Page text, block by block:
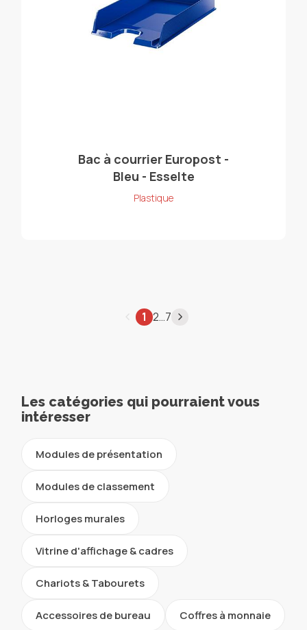
Bac à courrier Europost -
Bleu - Esselte
Plastique
1 2…7
Les catégories qui pourraient vous
intéresser
Modules de présentation
Modules de classement
Horloges murales
Vitrine d'affichage & cadres
Chariots & Tabourets
Accessoires de bureau Coffres à monnaie